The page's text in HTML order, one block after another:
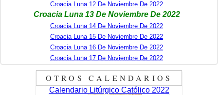
Croacia Luna 12 De Noviembre De 2022
Croacia Luna 13 De Noviembre De 2022
Croacia Luna 14 De Noviembre De 2022
Croacia Luna 15 De Noviembre De 2022
Croacia Luna 16 De Noviembre De 2022
Croacia Luna 17 De Noviembre De 2022
OTROS CALENDARIOS
Calendario Litúrgico Católico 2022